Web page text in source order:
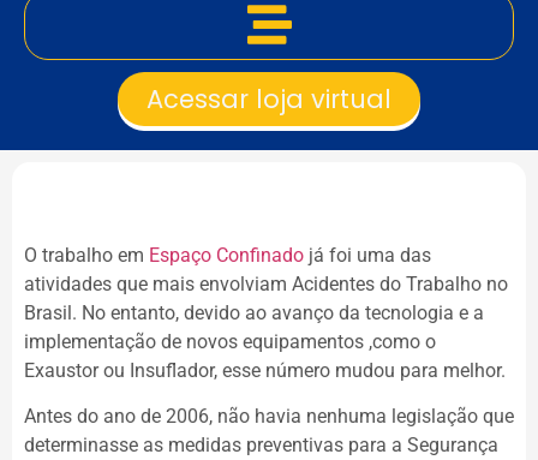
Acessar loja virtual
O trabalho em Espaço Confinado já foi uma das
atividades que mais envolviam Acidentes do Trabalho no
Brasil. No entanto, devido ao avanço da tecnologia e a
implementação de novos equipamentos ,como o
Exaustor ou Insuflador, esse número mudou para melhor.
Antes do ano de 2006, não havia nenhuma legislação que
determinasse as medidas preventivas para a Segurança